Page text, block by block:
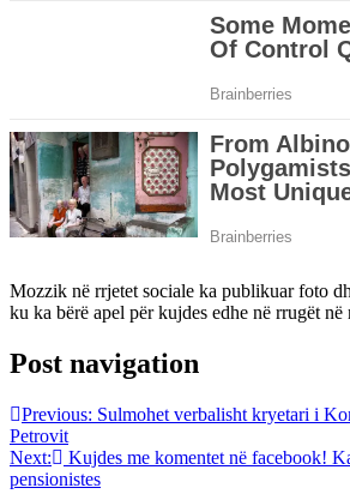
Mozzik në rrjetet sociale ka publikuar foto
ku ka bërë apel për kujdes edhe në rrugët në
Post navigation
Previous: Sulmohet verbalisht kryetari i
Petrovit
Next:
Kujdes me komentet në facebook!
pensionistes